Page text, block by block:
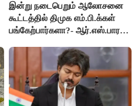
இன்று நடைபெறும் ஆலோசனை
கூட்டத்தில் திமுக எம்.பி.க்கள்
பங்கேற்பார்களா?- ஆர்.எஸ்.பாரதி